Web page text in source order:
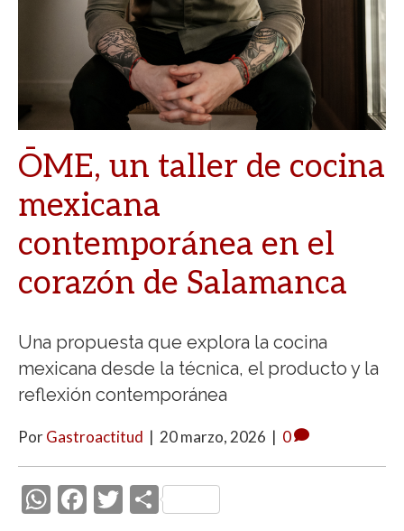
ŌME, un taller de cocina
mexicana
contemporánea en el
corazón de Salamanca
Una propuesta que explora la cocina
mexicana desde la técnica, el producto y la
reflexión contemporánea
PorGastroactitud | 20 marzo, 2026 | 0
W F
T C